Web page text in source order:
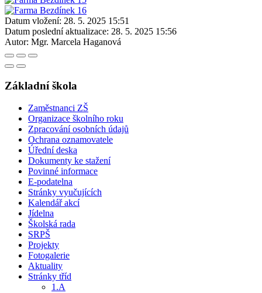
Datum vložení: 28. 5. 2025 15:51
Datum poslední aktualizace: 28. 5. 2025 15:56
Autor: Mgr. Marcela Haganová
Základní škola
Zaměstnanci ZŠ
Organizace školního roku
Zpracování osobních údajů
Ochrana oznamovatele
Úřední deska
Dokumenty ke stažení
Povinné informace
E-podatelna
Stránky vyučujících
Kalendář akcí
Jídelna
Školská rada
SRPŠ
Projekty
Fotogalerie
Aktuality
Stránky tříd
1.A